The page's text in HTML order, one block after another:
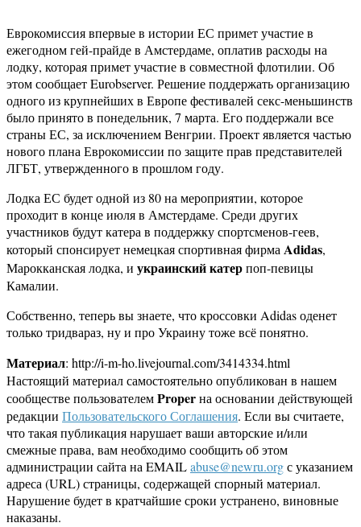
Еврокомиссия впервые в истории ЕС примет участие в
ежегодном гей-прайде в Амстердаме, оплатив расходы на
лодку, которая примет участие в совместной флотилии. Об
этом сообщает Eurobserver. Решение поддержать организацию
одного из крупнейших в Европе фестивалей секс-меньшинств
было принято в понедельник, 7 марта. Его поддержали все
страны ЕС, за исключением Венгрии. Проект является частью
нового плана Еврокомиссии по защите прав представителей
ЛГБТ, утвержденного в прошлом году.
Лодка ЕС будет одной из 80 на мероприятии, которое
проходит в конце июля в Амстердаме. Среди других
участников будут катера в поддержку спортсменов-геев,
который спонсирует немецкая спортивная фирмаAdidas,
Марокканская лодка, и украинский катерпоп-певицы
Камалии.
Собственно, теперь вы знаете, что кроссовки Adidas оденет
только тридвараз, ну и про Украину тоже всё понятно.
Материал: http://i-m-ho.livejournal.com/3414334.html
Настоящий материал самостоятельно опубликован в нашем
сообществе пользователемProperна основании действующей
редакции Пользовательского Соглашения. Если вы считаете,
что такая публикация нарушает ваши авторские и/или
смежные права, вам необходимо сообщить об этом
администрации сайта на EMAILabuse@newru.orgс указанием
адреса (URL) страницы, содержащей спорный материал.
Нарушение будет в кратчайшие сроки устранено, виновные
наказаны.